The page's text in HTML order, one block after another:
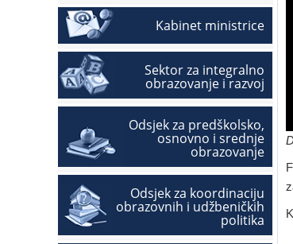
Kabinet ministrice
Sektor za integralno
obrazovanje i razvoj
Odsjek za predškolsko,
osnovno i srednje
obrazovanje
Odsjek za koordinaciju
obrazovnih i udžbeničkih
politika